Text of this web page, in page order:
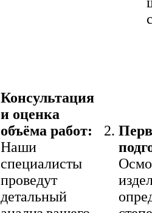
Консультация
и оценка
объёма работ:
Наши
специалисты
проведут
детальный